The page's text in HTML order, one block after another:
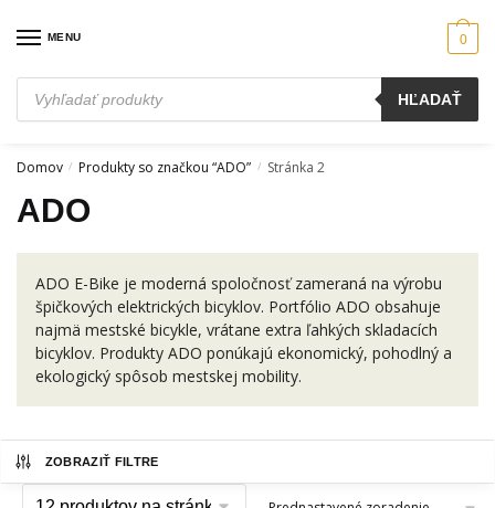
MENU
Products
search
HĽADAŤ
0
Domov / Produkty so značkou “ADO” / Stránka 2
ADO
ADO E-Bike je moderná spoločnosť zameraná na výrobu
špičkových elektrických bicyklov. Portfólio ADO obsahuje
najmä mestské bicykle, vrátane extra ľahkých skladacích
bicyklov. Produkty ADO ponúkajú ekonomický, pohodlný a
ekologický spôsob mestskej mobility.
ZOBRAZIŤ FILTRE